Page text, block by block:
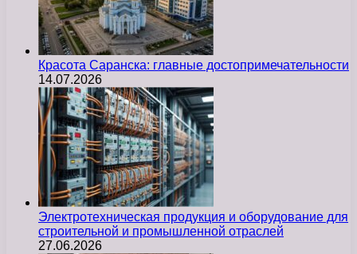
Красота Саранска: главные достопримечательности
14.07.2026
Электротехническая продукция и оборудование для
строительной и промышленной отраслей
27.06.2026